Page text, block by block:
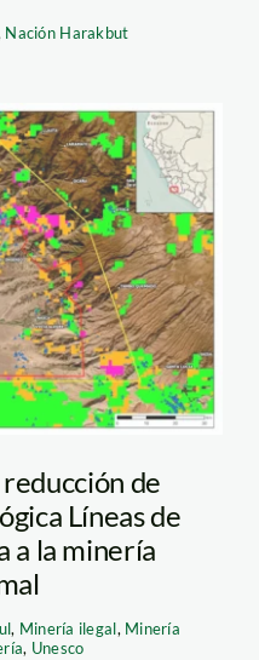
Nación Harakbut
de-
de
Líneas de
a la minería
, Minería ilegal, Minería
, Unesco